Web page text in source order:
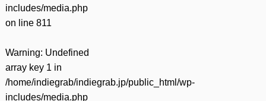
includes/media.php
on line 811
Warning: Undefined
array key 1 in
/home/indiegrab/indiegrab.jp/public_html/wp-
includes/media.php